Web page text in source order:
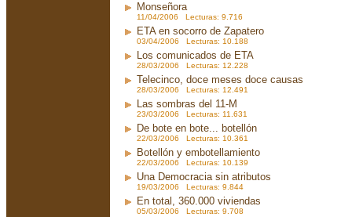
Monseñora
11/04/2006 Lecturas: 9.716
ETA en socorro de Zapatero
03/04/2006 Lecturas: 10.188
Los comunicados de ETA
28/03/2006 Lecturas: 12.228
Telecinco, doce meses doce causas
28/03/2006 Lecturas: 12.491
Las sombras del 11-M
23/03/2006 Lecturas: 11.631
De bote en bote... botellón
22/03/2006 Lecturas: 10.361
Botellón y embotellamiento
22/03/2006 Lecturas: 10.139
Una Democracia sin atributos
19/03/2006 Lecturas: 9.844
En total, 360.000 viviendas
05/03/2006 Lecturas: 9.708